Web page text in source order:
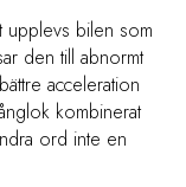
upplevs bilen som
den till abnormt
acceleration
kombinerat
ord inte en